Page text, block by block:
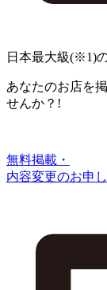
日本最大級(※1)
あなたのお店を
せんか？!
無料掲載・
内容変更のお申